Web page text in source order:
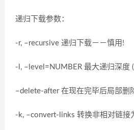
递归下载参数：
-r, –recursive 递归下载－－慎用!
-l, –level=NUMBER 最大递归深度
–delete-after 在现在完毕后局部删
-k, –convert-links 转换非相对链接